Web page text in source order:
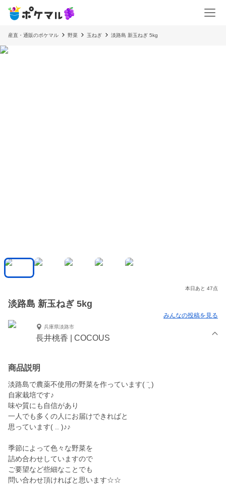
産直・通販のポケマル 野菜 玉ねぎ 淡路島 新玉ねぎ 5kg
本日あと 47点
淡路島 新玉ねぎ 5kg
みんなの投稿を見る
兵庫県淡路市
長井桃香 | COCOUS
商品説明
淡路島で農薬不使用の野菜を作っています( ¨̮ )
自家栽培です♪
味や質にも自信があり
一人でも多くの人にお届けできればと
思っています( .. )♪♪
季節によって色々な野菜を
詰め合わせしていますので
ご要望など些細なことでも
問い合わせ頂ければと思います☆☆